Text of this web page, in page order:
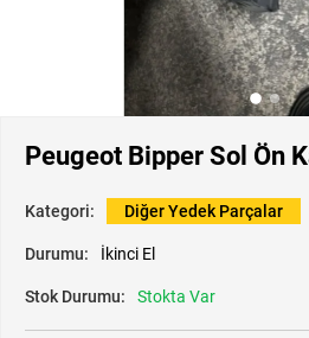
Peugeot Bipper Sol Ön
Kategori: Diğer Yedek Parçalar
Durumu: İkinci El
Stok Durumu: Stokta Var